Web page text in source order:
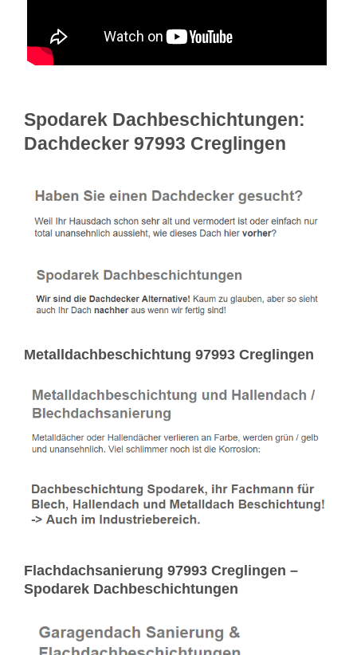
Spodarek Dachbeschichtungen:
Dachdecker 97993 Creglingen
Metalldachbeschichtung 97993 Creglingen
Flachdachsanierung 97993 Creglingen –
Spodarek Dachbeschichtungen